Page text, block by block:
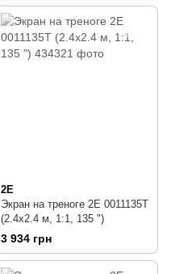
2E
Экран на треноге 2E 0011135T
(2.4x2.4 м, 1:1, 135 ")
3 934 грн